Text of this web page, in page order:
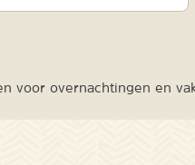
voor overnachtingen en